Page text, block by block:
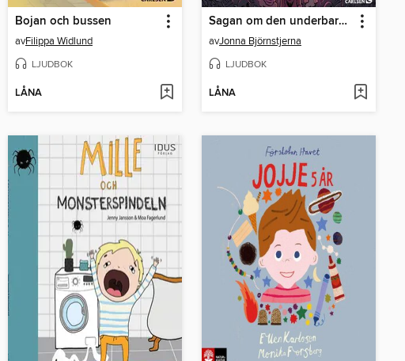
Bojan och bussen
avFilippa Widlund
LJUDBOK
LÅNA
Sagan om den underbara familjen Kanin och Döingarnas dag
avJonna Björnstjerna
LJUDBOK
LÅNA